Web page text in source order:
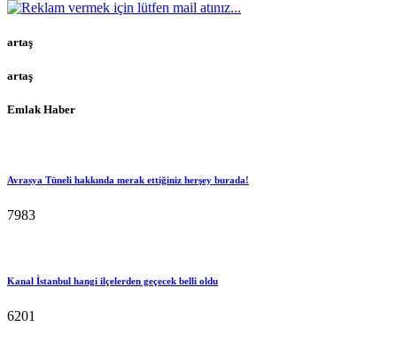
artaş
artaş
Emlak Haber
Avrasya Tüneli hakkında merak ettiğiniz herşey burada!
7983
Kanal İstanbul hangi ilçelerden geçecek belli oldu
6201